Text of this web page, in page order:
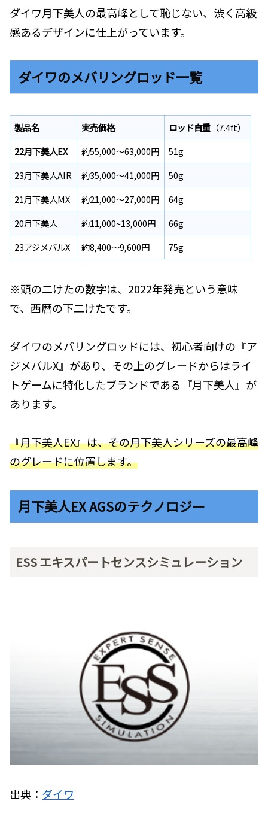
ダイワ月下美人の最高峰として恥じない、渋く高級
感あるデザインに仕上がっています。
ダイワのメバリングロッド一覧
製品名 実売価格 ロッド自重 （7.4ft）
22月下美人EX
約55,000～63,000円
51g
23月下美人AIR
約35,000～41,000円
50g
21月下美人MX
約21,000～27,000円
64g
20月下美人
約11,000~13,000円
66g
23アジメバルX
約8,400～9,600円 75g
※頭の二けたの数字は、2022年発売という意味
で、西暦の下二けたです。
ダイワのメバリングロッドには、初心者向けの『ア
ジメバルX』があり、その上のグレードからはライ
トゲームに特化したブランドである『月下美人』が
あります。
『月下美人EX』は、その月下美人シリーズの最高峰
のグレードに位置します。
月下美人EX AGSのテクノロジー
ESS エキスパートセンスシミュレーション
出典： ダイワ